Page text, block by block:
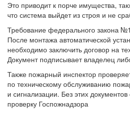
Это приводит к порче имущества,
что система выйдет из строя и не
Требование федерального закона
После монтажа автоматической
необходимо заключить договор на
Документ подписывает владелец
Также пожарный инспектор
по техническому обслуживанию
и сигнализации. Без этих
проверку Госпожнадзора